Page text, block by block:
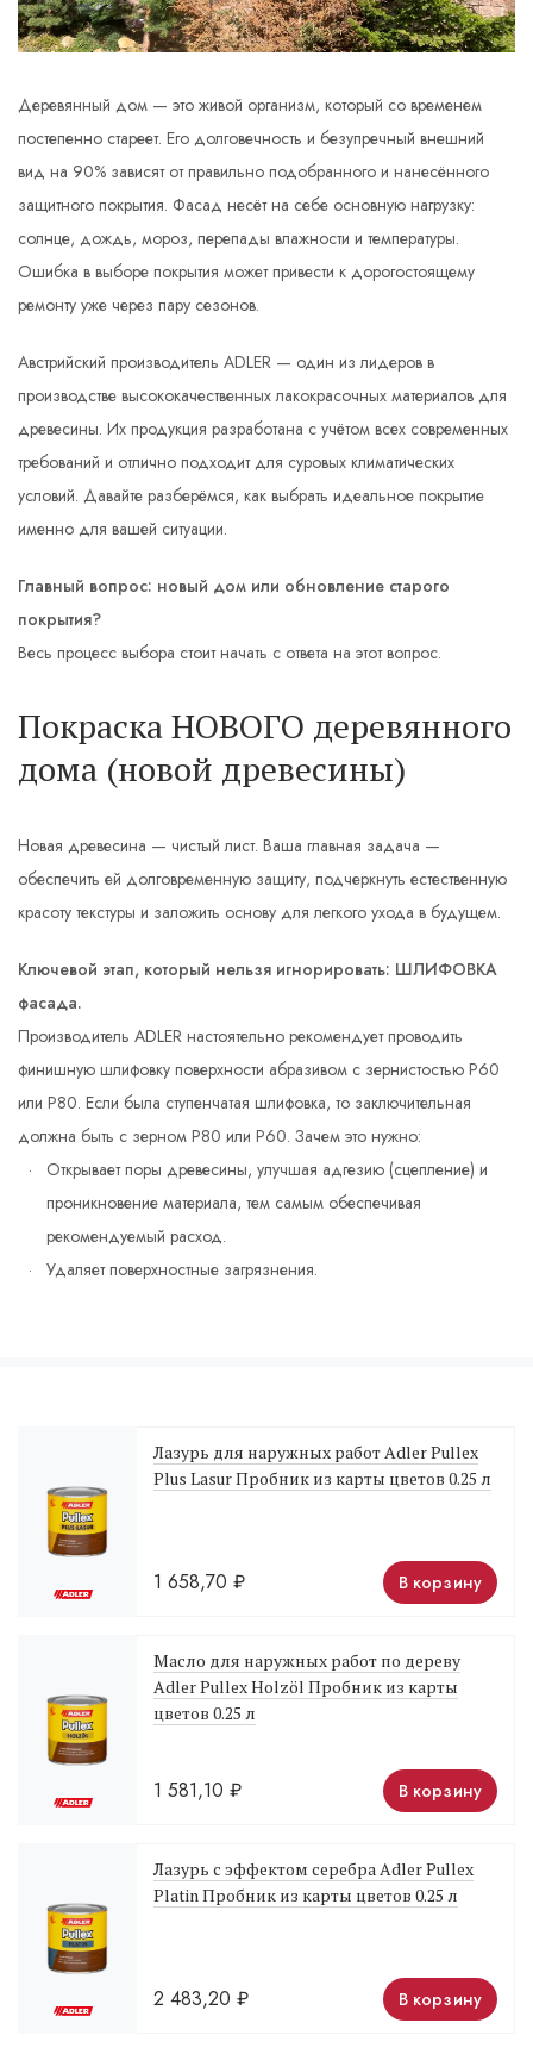
Деревянный дом — это живой организм, который со временем
постепенно стареет. Его долговечность и безупречный внешний
вид на 90% зависят от правильно подобранного и нанесённого
защитного покрытия. Фасад несёт на себе основную нагрузку:
солнце, дождь, мороз, перепады влажности и температуры.
Ошибка в выборе покрытия может привести к дорогостоящему
ремонту уже через пару сезонов.
Австрийский производитель ADLER — один из лидеров в
производстве высококачественных лакокрасочных материалов для
древесины. Их продукция разработана с учётом всех современных
требований и отлично подходит для суровых климатических
условий. Давайте разберёмся, как выбрать идеальное покрытие
именно для вашей ситуации.
Главный вопрос: новый дом или обновление старого
покрытия?
Весь процесс выбора стоит начать с ответа на этот вопрос.
Покраска НОВОГО деревянного
дома (новой древесины)
Новая древесина — чистый лист. Ваша главная задача —
обеспечить ей долговременную защиту, подчеркнуть естественную
красоту текстуры и заложить основу для легкого ухода в будущем.
Ключевой этап, который нельзя игнорировать: ШЛИФОВКА
фасада.
Производитель ADLER настоятельно рекомендует проводить
финишную шлифовку поверхности абразивом с зернистостью P60
или P80. Если была ступенчатая шлифовка, то заключительная
должна быть с зерном Р80 или Р60. Зачем это нужно:
Открывает поры древесины, улучшая адгезию (сцепление) и
проникновение материала, тем самым обеспечивая
рекомендуемый расход.
Удаляет поверхностные загрязнения.
Лазурь для наружных работ Adler Pullex
Plus Lasur Пробник из карты цветов 0.25 л
1 658,70 ₽ В корзину
Масло для наружных работ по дереву
Adler Pullex Holzöl Пробник из карты
цветов 0.25 л
1 581,10 ₽ В корзину
Лазурь с эффектом серебра Adler Pullex
Platin Пробник из карты цветов 0.25 л
2 483,20 ₽ В корзину